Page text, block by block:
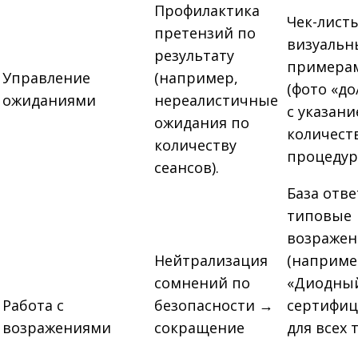
Управление
ожиданиями
Профилактика
претензий по
результату
(например,
нереалистичные
ожидания по
количеству
сеансов).
Чек-
(фото
с
Работа с
возражениями
Нейтрализация
сомнений по
безопасности →
сокращение
База
типовые
для всех